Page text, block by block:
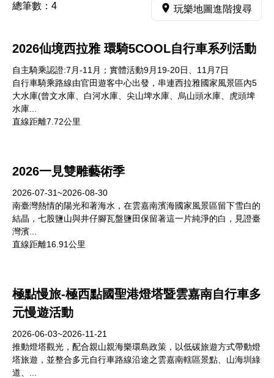
總筆數： 4 玩樂地圖進階搜尋
2026仙境西拉雅 環騎5COOL自行車系列活動
自主騎乘認證:7月-11月；實體活動9月19-20日、11月7日
自行車騎乘路線由官田遊客中心出發，串連西拉雅國家風景區內5
大水庫(曾文水庫、白河水庫、尖山埤水庫、烏山頭水庫、虎頭埤
水庫...
直線距離7.72公里
2026一見雙雕藝術季
2026-07-31~2026-08-30
南臺灣熱情的陽光和著海水，在雲嘉南濱海國家風景區留下雪白的
結晶，七股鹽山與井仔腳瓦盤鹽田保留著這一片純淨的白，見證臺
灣濱...
直線距離16.91公里
極點慢旅-極西點國聖港燈塔暨雲嘉南自行車多
元慢遊活動
2026-06-03~2026-11-21
推動燈塔觀光，配合親山親海樂環島政策，以低碳旅遊方式帶動燈
塔旅遊，並整合多元自行車路線沿途之雲嘉南轄區景點、山海圳綠
道、...